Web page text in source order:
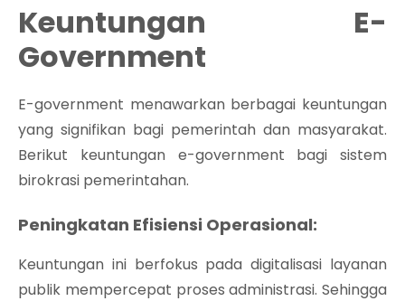
Keuntungan E-
Government
E-government menawarkan berbagai keuntungan
yang signifikan bagi pemerintah dan masyarakat.
Berikut keuntungan e-government bagi sistem
birokrasi pemerintahan.
Peningkatan Efisiensi Operasional:
Keuntungan ini berfokus pada digitalisasi layanan
publik mempercepat proses administrasi. Sehingga